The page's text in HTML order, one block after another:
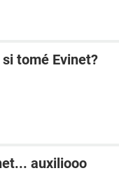
tomé Evinet?
auxiliooo